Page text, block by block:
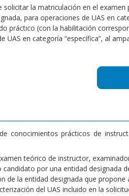
solicitar la matriculación en el
para operaciones de UAS en
práctico (con la habilitación
UAS en categoría “específica”, al
conocimientos prácticos de
teórico de instructor,
por una entidad designada
de la entidad designada que propone
del UAS incluido en la